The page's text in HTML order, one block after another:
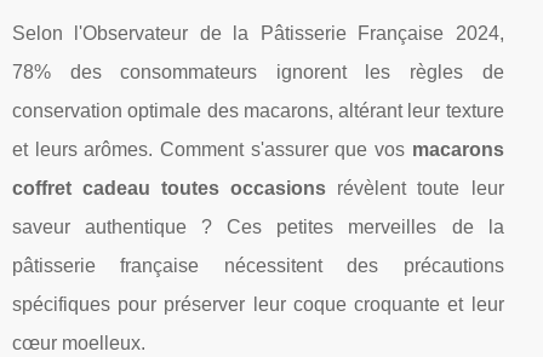
Selon l'Observateur de la Pâtisserie Française 2024,
78% des consommateurs ignorent les règles de
conservation optimale des macarons, altérant leur texture
et leurs arômes. Comment s'assurer que vos macarons
coffret cadeau toutes occasions révèlent toute leur
saveur authentique ? Ces petites merveilles de la
pâtisserie française nécessitent des précautions
spécifiques pour préserver leur coque croquante et leur
cœur moelleux.